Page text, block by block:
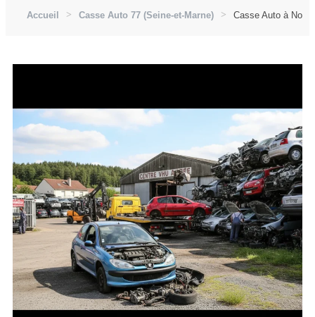
Accueil Casse Auto 77 (Seine-et-Marne) Casse Auto à